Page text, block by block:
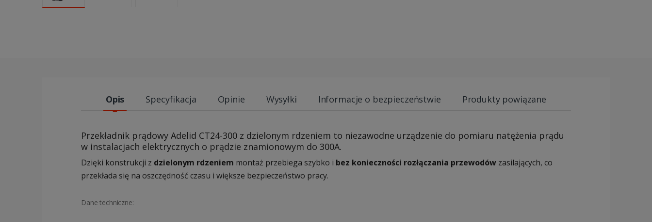
Opis Specyfikacja Opinie Wysyłki Informacje o bezpieczeństwie Produkty powiązane
Przekładnik prądowy Adelid CT24-300 z dzielonym rdzeniem to niezawodne urządzenie do pomiaru natężenia prądu
w instalacjach elektrycznych o prądzie znamionowym do 300A.
Dzięki konstrukcji z dzielonym rdzeniem montaż przebiega szybko i bez konieczności rozłączania przewodów zasilających, co
przekłada się na oszczędność czasu i większe bezpieczeństwo pracy.
Dane techniczne: